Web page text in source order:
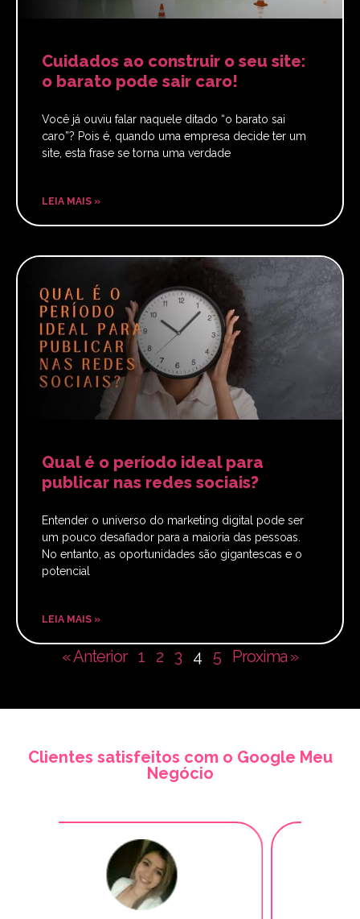
Cuidados ao construir o seu site:
o barato pode sair caro!
Você já ouviu falar naquele ditado “o barato sai
caro”? Pois é, quando uma empresa decide ter um
site, esta frase se torna uma verdade
LEIA MAIS »
Qual é o período ideal para
publicar nas redes sociais?
Entender o universo do marketing digital pode ser
um pouco desafiador para a maioria das pessoas.
No entanto, as oportunidades são gigantescas e o
potencial
LEIA MAIS »
« Anterior 1 2 3 4 5 Proxima »
Clientes satisfeitos com o Google Meu
Negócio